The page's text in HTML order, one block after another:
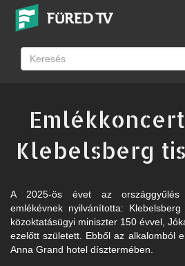
Klebelsberg
A 2025-ös évet az
emlékévnek nyilvánította:
közoktatásügyi miniszter 150 évvel,
ezelőtt született. Ebből az alkalomból
Anna Grand hotel dísztermében.